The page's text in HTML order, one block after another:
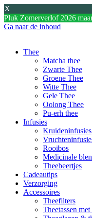
X
Pluk Zomerverlof 2026
Ga naar de inhoud
Thee
Matcha thee
Zwarte Thee
Groene Thee
Witte Thee
Gele Thee
Oolong Thee
Pu-erh thee
Infusies
Kruideninfusies
Rooibos
Medicinale
Theebeertjes
Cadeautips
Verzorging
Accessoires
Theefilters
Theetassen